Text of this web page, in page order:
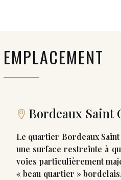
EMPLACEMENT
Bordeaux Saint
Le quartier Bordeaux
une surface restreinte à
voies particulièrement
« beau quartier » bordelais.